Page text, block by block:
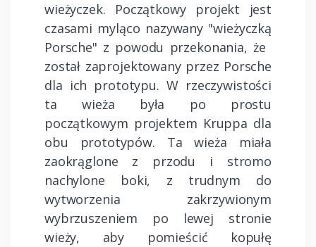
wieżyczek. Początkowy projekt jest
czasami myląco nazywany "wieżyczką
Porsche" z powodu przekonania, że ​​
został zaprojektowany przez Porsche
dla ich prototypu. W rzeczywistości
ta wieża była po prostu
początkowym projektem Kruppa dla
obu prototypów. Ta wieża miała
zaokrąglone z przodu i stromo
nachylone boki, z trudnym do
wytworzenia zakrzywionym
wybrzuszeniem po lewej stronie
wieży, aby pomieścić kopułę